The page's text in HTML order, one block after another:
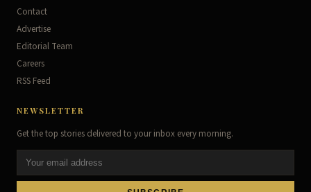
Contact
Advertise
Editorial Team
Careers
RSS Feed
NEWSLETTER
Get the top stories delivered to your inbox every morning.